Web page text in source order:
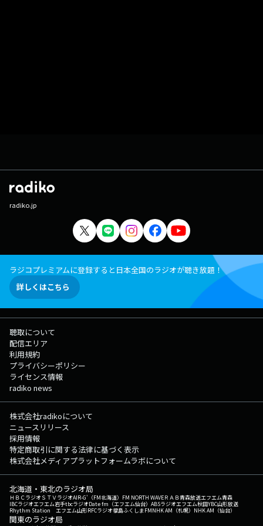
radiko.jp
ラジコプレミアムに登録すると日本全国のラジオが聴き放題！
詳しくはこちら
聴取について
配信エリア
利用規約
プライバシーポリシー
ライセンス情報
radiko news
株式会社radikoについて
ニュースリリース
採用情報
特定商取引に関する法律に基づく表示
株式会社メディアプラットフォームラボについて
北海道・東北のラジオ局
ＨＢＣラジオＳＴＶラジオAIR-G'（FM北海道） FM NORTH WAVEＲＡＢ青森放送エフエム青森
IBCラジオエフエム岩手tbcラジオDate fm（エフエム仙台） ABSラジオエフエム秋田YBC山形放送
Rhythm Station エフエム山形RFCラジオ福島ふくしまFMNHK AM（札幌） NHK AM（仙台）
関東のラジオ局